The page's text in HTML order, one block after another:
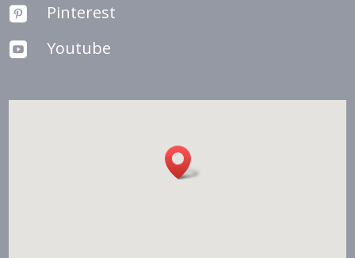
 Pinterest
 Youtube